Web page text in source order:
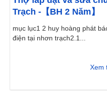
Trạch -【BH 2 Năm】
mục lục1 2 huy hoàng phát
điện tại nhơn trạch2.1...
Xem